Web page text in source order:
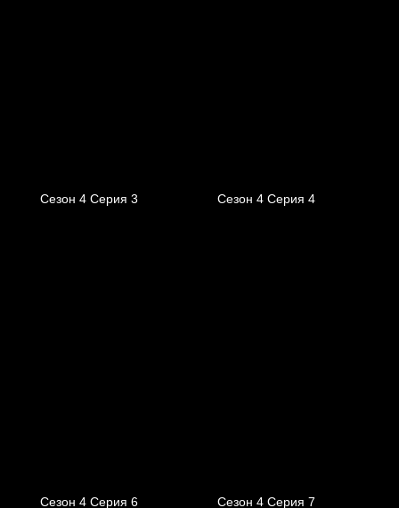
Сезон 4 Серия 3 Сезон 4 Серия 4
Сезон 4 Серия 6 Сезон 4 Серия 7